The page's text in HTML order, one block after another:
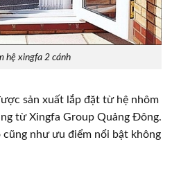
hệ xingfa 2 cánh
sản xuất lắp đặt từ hệ nhôm
từ Xingfa Group Quảng Đông.
như ưu điểm nổi bật không